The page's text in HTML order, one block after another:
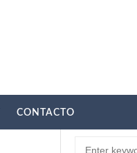
CONTACTO